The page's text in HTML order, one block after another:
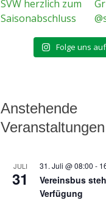
Folge uns
Anstehende
Veranstaltungen
JULI
31
31. Juli @ 08:00 -
Vereinsbus
Verfügung